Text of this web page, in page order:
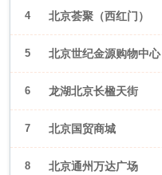
4 北京荟聚（西红门）
5 北京世纪金源购物中心
6 龙湖北京长楹天街
7 北京国贸商城
8 北京通州万达广场